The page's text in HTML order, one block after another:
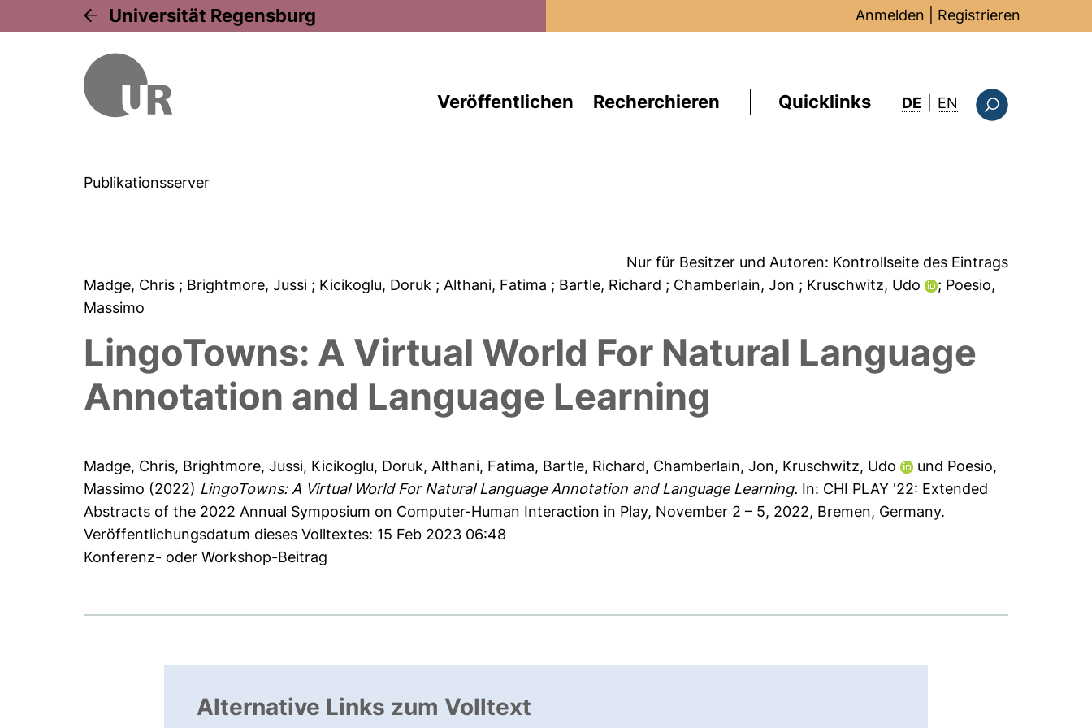
Universität Regensburg Anmelden Registrieren
Veröffentlichen Recherchieren Quicklinks DE EN : this page in
Publikationsserver
Nur für Besitzer und Autoren: Kontrollseite des Eintrags
Madge, Chris ; Brightmore, Jussi ; Kicikoglu, Doruk ; Althani, Fatima ; Bartle, Richard ; Chamberlain, Jon ; Kruschwitz, Udo
; Poesio,
Massimo
LingoTowns: A Virtual World For Natural Language
Annotation and Language Learning
Madge, Chris, Brightmore, Jussi, Kicikoglu, Doruk,Althani, Fatima, Bartle, Richard, Chamberlain, Jon, Kruschwitz, Udo und Poesio,
Massimo (2022) LingoTowns: A Virtual World For Natural Language Annotation and Language Learning. In: CHI PLAY '22: Extended
Abstracts of the 2022 Annual Symposium on Computer-Human Interaction in Play, November 2 – 5, 2022, Bremen, Germany.
Veröffentlichungsdatum dieses Volltextes: 15 Feb 2023 06:48
Konferenz- oder Workshop-Beitrag
Alternative Links zum Volltext